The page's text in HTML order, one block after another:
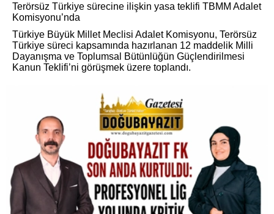
Terörsüz Türkiye sürecine ilişkin yasa teklifi TBMM Adalet
Komisyonu’nda
Türkiye Büyük Millet Meclisi Adalet Komisyonu, Terörsüz
Türkiye süreci kapsamında hazırlanan 12 maddelik Milli
Dayanışma ve Toplumsal Bütünlüğün Güçlendirilmesi
Kanun Teklifi’ni görüşmek üzere toplandı.